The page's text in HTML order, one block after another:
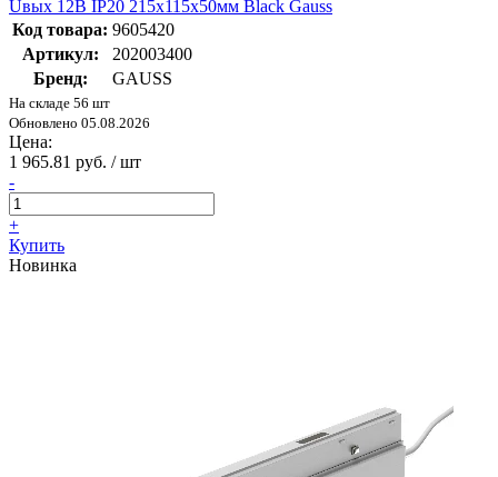
Uвых 12В IP20 215х115х50мм Black Gauss
Код товара: 9605420
Артикул:
202003400
Бренд:
GAUSS
На складе 56 шт
Обновлено 05.08.2026
Цена:
1 965.81 руб. / шт
-
+
Купить
Новинка